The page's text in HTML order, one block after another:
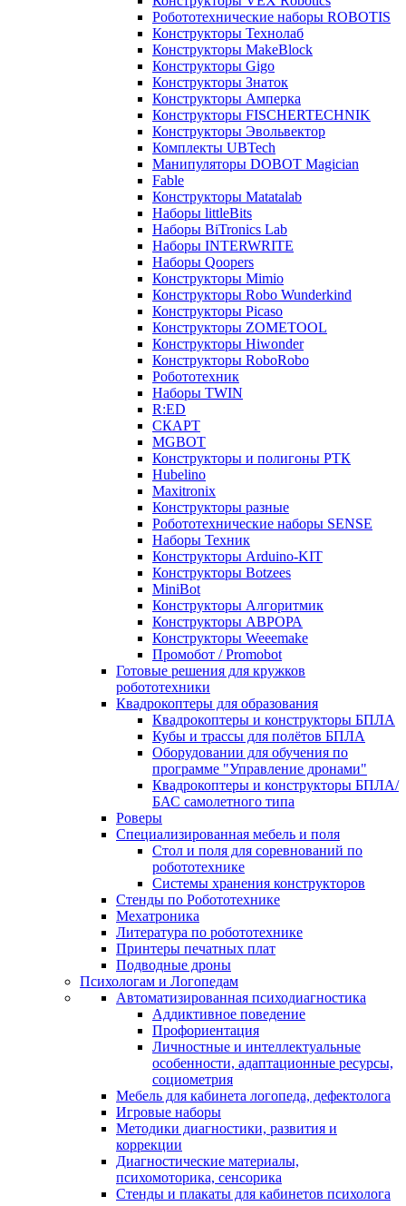
Робототехнические наборы ROBOTIS
Конструкторы Технолаб
Конструкторы MakeBlock
Конструкторы Gigo
Конструкторы Знаток
Конструкторы Амперка
Конструкторы FISCHERTECHNIK
Конструкторы Эвольвектор
Комплекты UBTech
Манипуляторы DOBOT Magician
Fable
Конструкторы Matatalab
Наборы littleBits
Наборы BiTronics Lab
Наборы INTERWRITE
Наборы Qoopers
Конструкторы Mimio
Конструкторы Robo Wunderkind
Конструкторы Picaso
Конструкторы ZOMETOOL
Конструкторы Hiwonder
Конструкторы RoboRobo
Робототехник
Наборы TWIN
R:ED
СКАРТ
MGBOT
Конструкторы и полигоны РТК
Hubelino
Maxitronix
Конструкторы разные
Робототехнические наборы SENSE
Наборы Техник
Конструкторы Arduino-KIT
Конструкторы Botzees
MiniBot
Конструкторы Алгоритмик
Конструкторы АВРОРА
Конструкторы Weeemake
Промобот / Promobot
Готовые решения для кружков
робототехники
Квадрокоптеры для образования
Квадрокоптеры и конструкторы БПЛА
Кубы и трассы для полётов БПЛА
Оборудовании для обучения по
программе "Управление дронами"
Квадрокоптеры и конструкторы БПЛА/
БАС самолетного типа
Роверы
Специализированная мебель и поля
Стол и поля для соревнований по
робототехнике
Системы хранения конструкторов
Стенды по Робототехнике
Мехатроника
Литература по робототехнике
Принтеры печатных плат
Подводные дроны
Психологам и Логопедам
Автоматизированная психодиагностика
Аддиктивное поведение
Профориентация
Личностные и интеллектуальные
особенности, адаптационные ресурсы,
социометрия
Мебель для кабинета логопеда, дефектолога
Игровые наборы
Методики диагностики, развития и
коррекции
Диагностические материалы,
психомоторика, сенсорика
Стенды и плакаты для кабинетов психолога